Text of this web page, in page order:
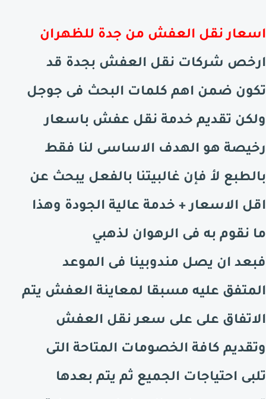
اسعار نقل العفش من جدة للظهران
ارخص شركات نقل العفش بجدة قد
تكون ضمن اهم كلمات البحث فى جوجل
ولكن تقديم خدمة نقل عفش باسعار
رخيصة هو الهدف الاساسى لنا فقط
بالطبع لأ فإن غالبيتنا بالفعل يبحث عن
اقل الاسعار + خدمة عالية الجودة وهذا
ما نقوم به فى الرهوان لذهبي
فبعد ان يصل مندوبينا فى الموعد
المتفق عليه مسبقا لمعاينة العفش يتم
الاتفاق على على سعر نقل العفش
وتقديم كافة الخصومات المتاحة التى
تلبى احتياجات الجميع ثم يتم بعدها